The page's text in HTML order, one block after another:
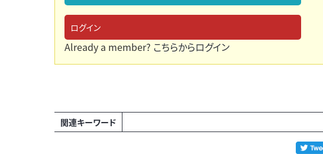
ログイン
Already a member? こちらからログイン
関連キーワード